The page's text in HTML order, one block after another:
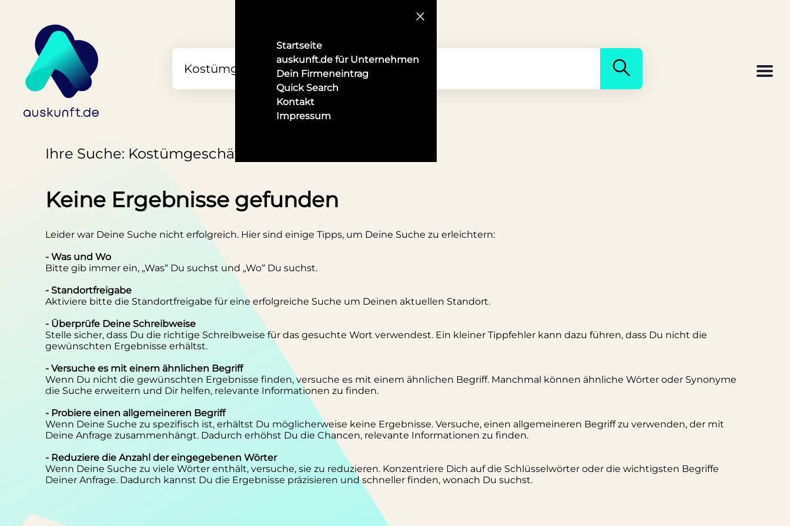
Startseite
auskunft.de für Unternehmen
Dein Firmeneintrag
Quick Search
Kontakt
Impressum
Ihre Suche: Kostümgeschäft in Würzburg
Keine Ergebnisse gefunden
Leider war Deine Suche nicht erfolgreich. Hier sind einige Tipps, um Deine Suche zu erleichtern:
- Was und Wo
Bitte gib immer ein, „Was“ Du suchst und „Wo“ Du suchst.
- Standortfreigabe
Aktiviere bitte die Standortfreigabe für eine erfolgreiche Suche um Deinen aktuellen Standort.
- Überprüfe Deine Schreibweise
Stelle sicher, dass Du die richtige Schreibweise für das gesuchte Wort verwendest. Ein kleiner Tippfehler kann dazu führen, dass Du nicht die
gewünschten Ergebnisse erhältst.
- Versuche es mit einem ähnlichen Begriff
Wenn Du nicht die gewünschten Ergebnisse finden, versuche es mit einem ähnlichen Begriff. Manchmal können ähnliche Wörter oder Synonyme
die Suche erweitern und Dir helfen, relevante Informationen zu finden.
- Probiere einen allgemeineren Begriff
Wenn Deine Suche zu spezifisch ist, erhältst Du möglicherweise keine Ergebnisse. Versuche, einen allgemeineren Begriff zu verwenden, der mit
Deine Anfrage zusammenhängt. Dadurch erhöhst Du die Chancen, relevante Informationen zu finden.
- Reduziere die Anzahl der eingegebenen Wörter
Wenn Deine Suche zu viele Wörter enthält, versuche, sie zu reduzieren. Konzentriere Dich auf die Schlüsselwörter oder die wichtigsten Begriffe
Deiner Anfrage. Dadurch kannst Du die Ergebnisse präzisieren und schneller finden, wonach Du suchst.